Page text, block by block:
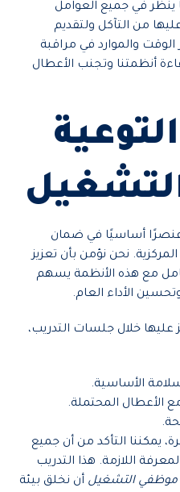
في جميع العوامل
من التآكل ولتقديم
والموارد في مراقبة
أنظمتنا وتجنب الأعطال
أساسيًا في ضمان
نحن نؤمن بأن تعزيز
مع هذه الأنظمة يسهم
الأداء العام.
عليها خلال جلسات التدريب،
الأساسية.
الأعطال المحتملة.
يمكننا التأكد من أن جميع
اللازمة. هذا التدريب
موظفي التشغيل أن نخلق بيئة